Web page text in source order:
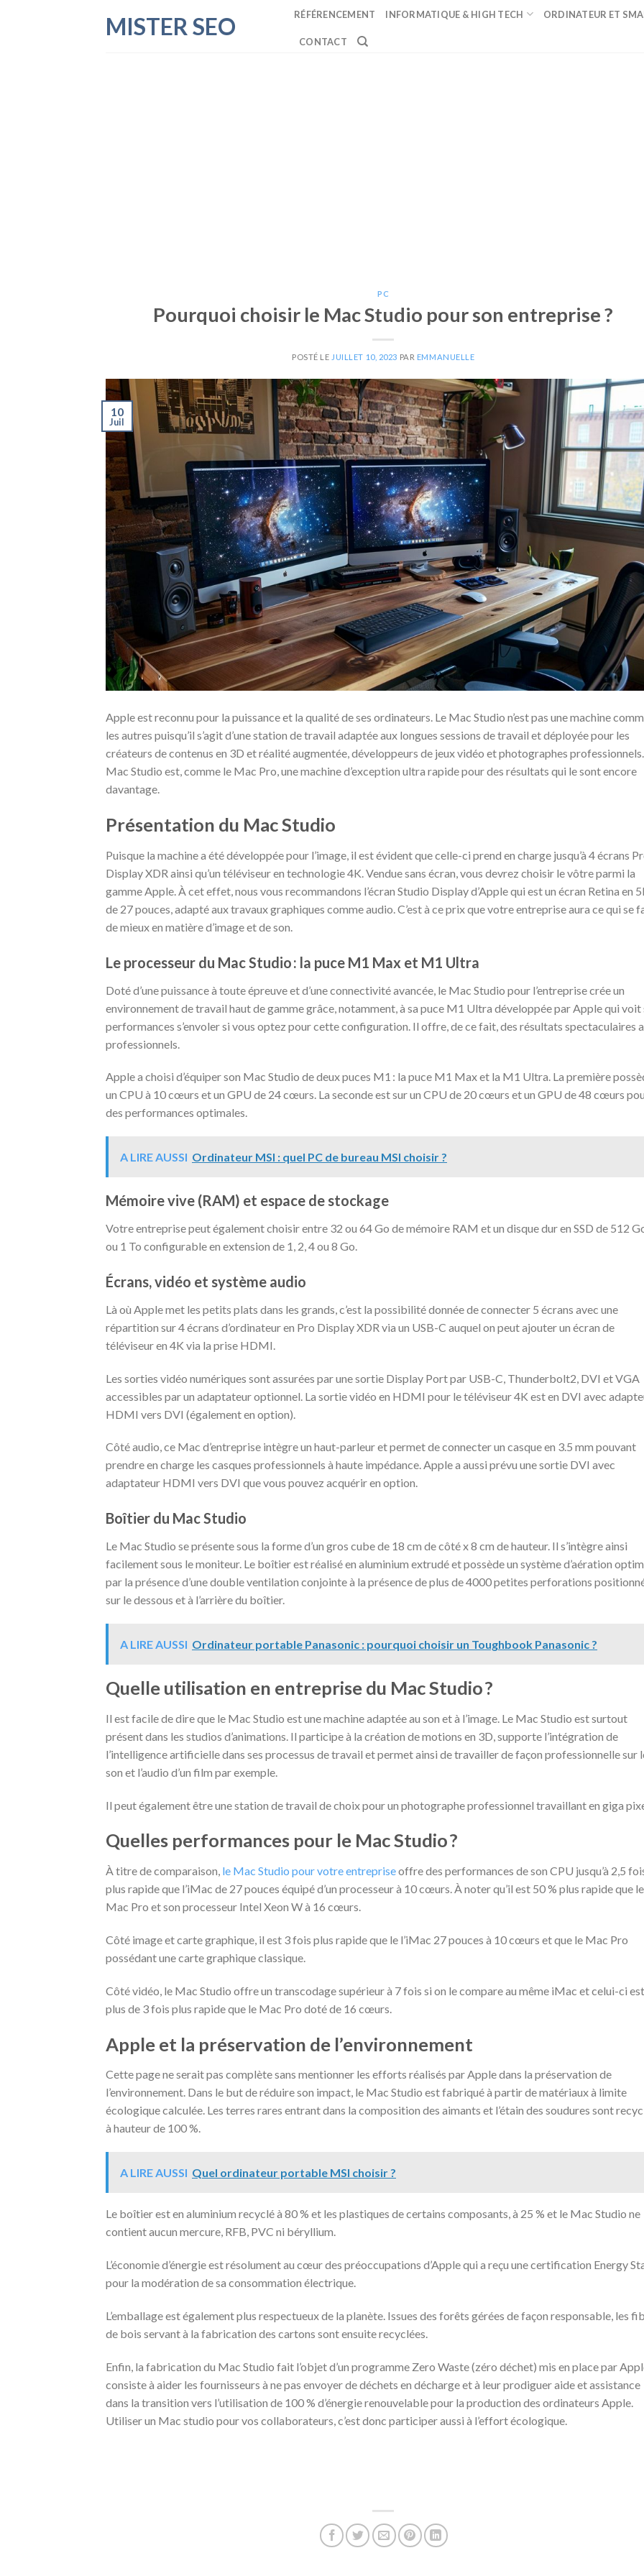
MISTER SEO RÉFÉRENCEMENT INFORMATIQUE & HIGH TECH ORDINATEUR ET
CONTACT
PC
Pourquoi choisir le Mac Studio pour son entreprise ?
POSTÉ LE JUILLET 10, 2023 PAR EMMANUELLE
10
Juil
Apple est reconnu pour la puissance et la qualité de ses ordinateurs. Le Mac Studio n’est pas une machine
les autres puisqu’il s’agit d’une station de travail adaptée aux longues sessions de travail et déployée pour les
créateurs de contenus en 3D et réalité augmentée, développeurs de jeux vidéo et photographes
Mac Studio est, comme le Mac Pro, une machine d’exception ultra rapide pour des résultats qui le sont encore
davantage.
Présentation du Mac Studio
Puisque la machine a été développée pour l’image, il est évident que celle-ci prend en charge jusqu’à 4 écrans
Display XDR ainsi qu’un téléviseur en technologie 4K. Vendue sans écran, vous devrez choisir le vôtre parmi la
gamme Apple. À cet effet, nous vous recommandons l’écran Studio Display d’Apple qui est un écran Retina en
de 27 pouces, adapté aux travaux graphiques comme audio. C’est à ce prix que votre entreprise aura ce qui se
de mieux en matière d’image et de son.
Le processeur du Mac Studio : la puce M1 Max et M1 Ultra
Doté d’une puissance à toute épreuve et d’une connectivité avancée, le Mac Studio pour l’entreprise crée un
environnement de travail haut de gamme grâce, notamment, à sa puce M1 Ultra développée par Apple qui voit
performances s’envoler si vous optez pour cette configuration. Il offre, de ce fait, des résultats spectaculaires
professionnels.
Apple a choisi d’équiper son Mac Studio de deux puces M1 : la puce M1 Max et la M1 Ultra. La première
un CPU à 10 cœurs et un GPU de 24 cœurs. La seconde est sur un CPU de 20 cœurs et un GPU de 48 cœurs
des performances optimales.
A LIRE AUSSI Ordinateur MSI : quel PC de bureau MSI choisir ?
Mémoire vive (RAM) et espace de stockage
Votre entreprise peut également choisir entre 32 ou 64 Go de mémoire RAM et un disque dur en SSD de 512
ou 1 To configurable en extension de 1, 2, 4 ou 8 Go.
Écrans, vidéo et système audio
Là où Apple met les petits plats dans les grands, c’est la possibilité donnée de connecter 5 écrans avec une
répartition sur 4 écrans d’ordinateur en Pro Display XDR via un USB-C auquel on peut ajouter un écran de
téléviseur en 4K via la prise HDMI.
Les sorties vidéo numériques sont assurées par une sortie Display Port par USB-C, Thunderbolt2, DVI et VGA
accessibles par un adaptateur optionnel. La sortie vidéo en HDMI pour le téléviseur 4K est en DVI avec
HDMI vers DVI (également en option).
Côté audio, ce Mac d’entreprise intègre un haut-parleur et permet de connecter un casque en 3.5 mm pouvant
prendre en charge les casques professionnels à haute impédance. Apple a aussi prévu une sortie DVI avec
adaptateur HDMI vers DVI que vous pouvez acquérir en option.
Boîtier du Mac Studio
Le Mac Studio se présente sous la forme d’un gros cube de 18 cm de côté x 8 cm de hauteur. Il s’intègre ainsi
facilement sous le moniteur. Le boîtier est réalisé en aluminium extrudé et possède un système d’aération
par la présence d’une double ventilation conjointe à la présence de plus de 4000 petites perforations
sur le dessous et à l’arrière du boîtier.
A LIRE AUSSI Ordinateur portable Panasonic : pourquoi choisir un Toughbook Panasonic ?
Quelle utilisation en entreprise du Mac Studio ?
Il est facile de dire que le Mac Studio est une machine adaptée au son et à l’image. Le Mac Studio est surtout
présent dans les studios d’animations. Il participe à la création de motions en 3D, supporte l’intégration de
l’intelligence artificielle dans ses processus de travail et permet ainsi de travailler de façon professionnelle sur
son et l’audio d’un film par exemple.
Il peut également être une station de travail de choix pour un photographe professionnel travaillant en giga
Quelles performances pour le Mac Studio ?
À titre de comparaison, le Mac Studio pour votre entrepriseoffre des performances de son CPU jusqu’à 2,5
plus rapide que l’iMac de 27 pouces équipé d’un processeur à 10 cœurs. À noter qu’il est 50 % plus rapide que le
Mac Pro et son processeur Intel Xeon W à 16 cœurs.
Côté image et carte graphique, il est 3 fois plus rapide que le l’iMac 27 pouces à 10 cœurs et que le Mac Pro
possédant une carte graphique classique.
Côté vidéo, le Mac Studio offre un transcodage supérieur à 7 fois si on le compare au même iMac et celui-ci est
plus de 3 fois plus rapide que le Mac Pro doté de 16 cœurs.
Apple et la préservation de l’environnement
Cette page ne serait pas complète sans mentionner les efforts réalisés par Apple dans la préservation de
l’environnement. Dans le but de réduire son impact, le Mac Studio est fabriqué à partir de matériaux à limite
écologique calculée. Les terres rares entrant dans la composition des aimants et l’étain des soudures sont
à hauteur de 100 %.
A LIRE AUSSI Quel ordinateur portable MSI choisir ?
Le boîtier est en aluminium recyclé à 80 % et les plastiques de certains composants, à 25 % et le Mac Studio ne
contient aucun mercure, RFB, PVC ni béryllium.
L’économie d’énergie est résolument au cœur des préoccupations d’Apple qui a reçu une certification Energy
pour la modération de sa consommation électrique.
L’emballage est également plus respectueux de la planète. Issues des forêts gérées de façon responsable, les
de bois servant à la fabrication des cartons sont ensuite recyclées.
Enfin, la fabrication du Mac Studio fait l’objet d’un programme Zero Waste (zéro déchet) mis en place par
consiste à aider les fournisseurs à ne pas envoyer de déchets en décharge et à leur prodiguer aide et assistance
dans la transition vers l’utilisation de 100 % d’énergie renouvelable pour la production des ordinateurs Apple.
Utiliser un Mac studio pour vos collaborateurs, c’est donc participer aussi à l’effort écologique.